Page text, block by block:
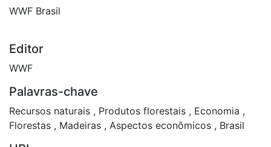
WWF Brasil
Editor
WWF
Palavras-chave
Recursos naturais , Produtos florestais , Economia ,
Florestas , Madeiras , Aspectos econômicos , Brasil